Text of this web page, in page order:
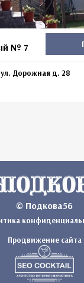
№ 7
Дорожная д. 28
© Подкова56
Продвижение сайта